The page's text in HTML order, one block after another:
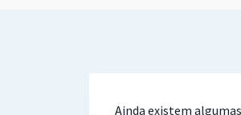
Ainda existem